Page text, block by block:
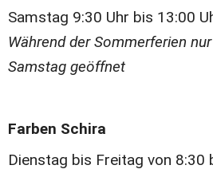
Samstag 9:30 Uhr bis 13:00
Während der Sommerferien
Samstag geöffnet
Farben Schira
Dienstag bis Freitag von 8:30